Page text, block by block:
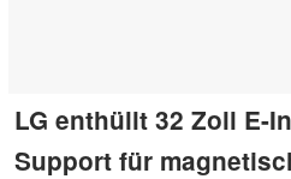
LG enthüllt 32 Zoll E-
Support für